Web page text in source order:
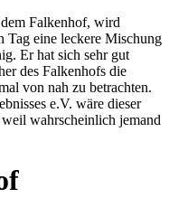
Falkenhof, wird
Tag eine leckere Mischung
Er hat sich sehr gut
des Falkenhofs die
von nah zu betrachten.
e.V. wäre dieser
wahrscheinlich jemand